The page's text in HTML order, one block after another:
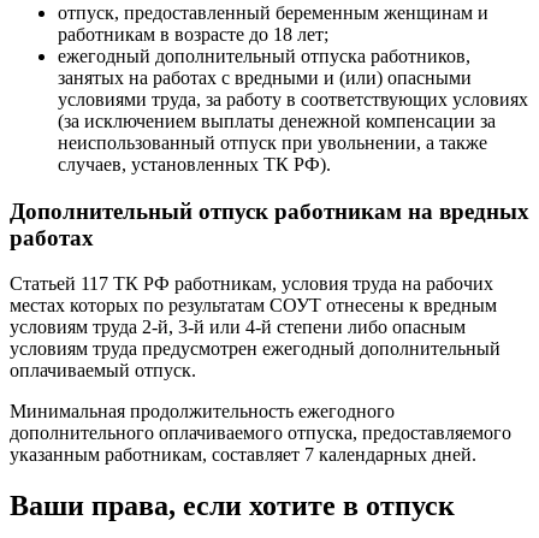
отпуск, предоставленный беременным женщинам и
работникам в возрасте до 18 лет;
ежегодный дополнительный отпуска работников,
занятых на работах с вредными и (или) опасными
условиями труда, за работу в соответствующих условиях
(за исключением выплаты денежной компенсации за
неиспользованный отпуск при увольнении, а также
случаев, установленных ТК РФ).
Дополнительный отпуск работникам на вредных
работах
Статьей 117 ТК РФ работникам, условия труда на рабочих
местах которых по результатам СОУТ отнесены к вредным
условиям труда 2-й, 3-й или 4-й степени либо опасным
условиям труда предусмотрен ежегодный дополнительный
оплачиваемый отпуск.
Минимальная продолжительность ежегодного
дополнительного оплачиваемого отпуска, предоставляемого
указанным работникам, составляет 7 календарных дней.
Ваши права, если хотите в отпуск